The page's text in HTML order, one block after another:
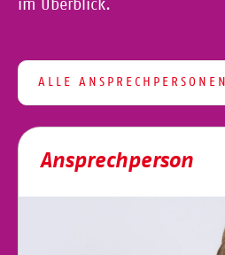
im Überblick.
ALLE ANSPRECHPERSONEN
Ansprechperson